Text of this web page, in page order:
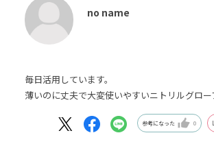
no name
毎日活用しています。
薄いのに丈夫で大変使いやすいニトリルグロー
参考になった 0